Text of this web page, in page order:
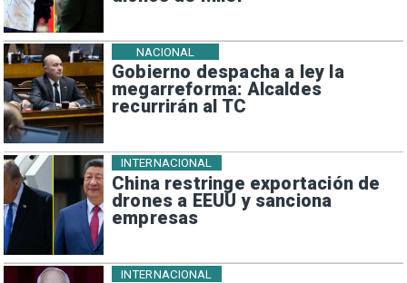
Gobierno despacha a ley la
megarreforma: Alcaldes
recurrirán al TC
NACIONAL
China restringe exportación de
drones a EEUU y sanciona
empresas
INTERNACIONAL
INTERNACIONAL